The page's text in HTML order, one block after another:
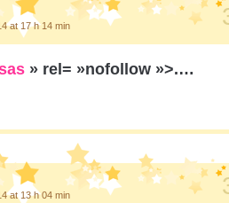
at 17 h 14 min
» rel= »nofollow »>.…
at 13 h 04 min